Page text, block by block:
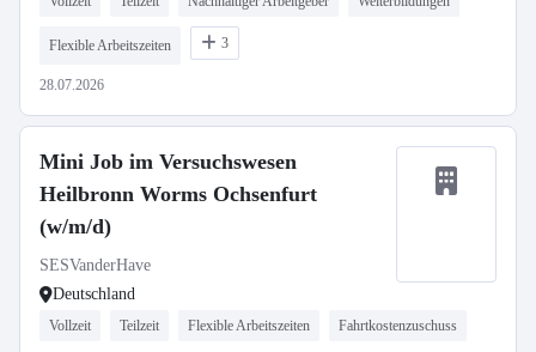
Flexible Arbeitszeiten 3
28.07.2026
Mini Job im Versuchswesen
Heilbronn Worms Ochsenfurt
(w/m/d)
SESVanderHave
Deutschland
Vollzeit Teilzeit Flexible Arbeitszeiten Fahrtkostenzuschuss